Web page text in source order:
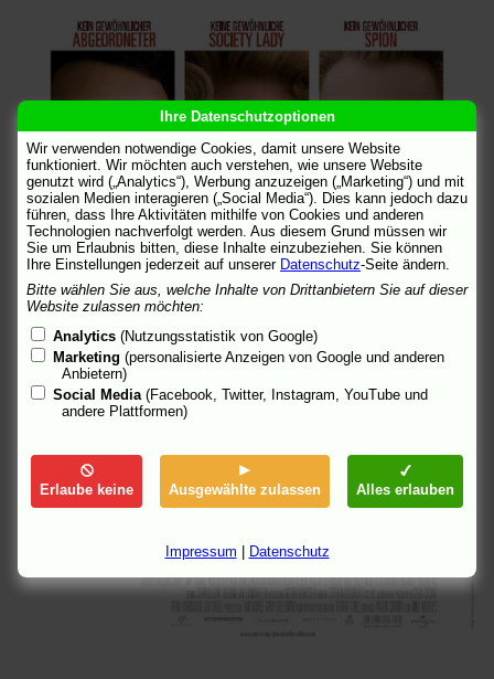
Ihre Datenschutzoptionen
Wir verwenden notwendige Cookies, damit unsere Website
funktioniert. Wir möchten auch verstehen, wie unsere Website
genutzt wird („Analytics“), Werbung anzuzeigen („Marketing“) und mit
sozialen Medien interagieren („Social Media“). Dies kann jedoch dazu
führen, dass Ihre Aktivitäten mithilfe von Cookies und anderen
Technologien nachverfolgt werden. Aus diesem Grund müssen wir
Sie um Erlaubnis bitten, diese Inhalte einzubeziehen. Sie können
Ihre Einstellungen jederzeit auf unserer Datenschutz-Seite ändern.
Bitte wählen Sie aus, welche Inhalte von Drittanbietern Sie auf dieser
Website zulassen möchten:
Analytics (Nutzungsstatistik von Google)
Marketing (personalisierte Anzeigen von Google und anderen
Anbietern)
Social Media (Facebook, Twitter, Instagram, YouTube und
andere Plattformen)
Erlaube keine Ausgewählte zulassen Alles erlauben
Impressum Datenschutz